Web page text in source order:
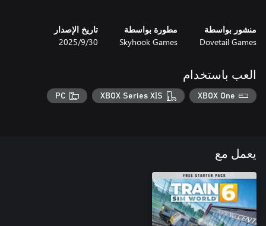
منشور بواسطة
Dovetail Games
مطورة بواسطة
Skyhook Games
تاريخ الإصدار
30‏/9‏/2025
العب باستخدام
XBOX One
XBOX Series X|S
PC
يعمل مع